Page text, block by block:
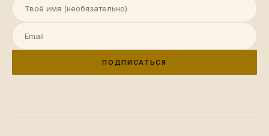
ПОДПИСАТЬСЯ